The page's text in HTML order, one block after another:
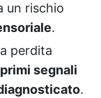
un rischio
.
perdita
primi segnali
.